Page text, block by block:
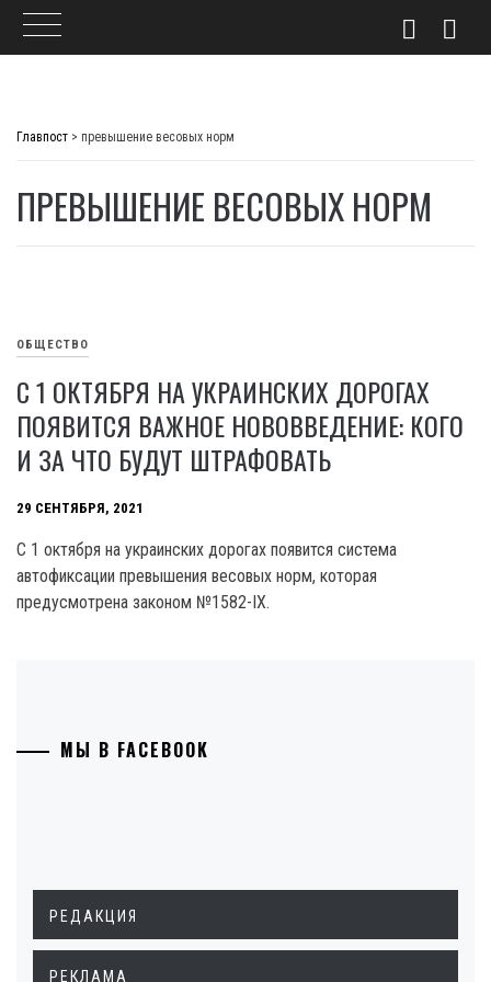
Главпост > превышение весовых норм
ПРЕВЫШЕНИЕ ВЕСОВЫХ НОРМ
ОБЩЕСТВО
С 1 ОКТЯБРЯ НА УКРАИНСКИХ ДОРОГАХ
ПОЯВИТСЯ ВАЖНОЕ НОВОВВЕДЕНИЕ: КОГО
И ЗА ЧТО БУДУТ ШТРАФОВАТЬ
29 СЕНТЯБРЯ, 2021
С 1 октября на украинских дорогах появится система
автофиксации превышения весовых норм, которая
предусмотрена законом №1582-IX.
МЫ В FACEBOOK
РЕДАКЦИЯ
РЕКЛАМА